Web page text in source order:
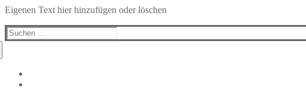
Eigenen Text hier hinzufügen oder löschen
Suchen
nach: